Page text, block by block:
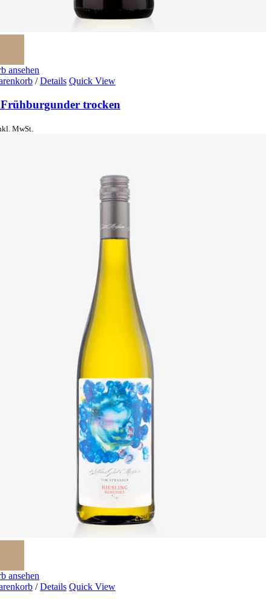
ansehen
/ Details Quick View
trocken
MwSt.
ansehen
/ Details Quick View